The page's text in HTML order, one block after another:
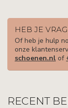
HEB JE
Of heb je hulp
onze
schoenen.nl of
RECENT